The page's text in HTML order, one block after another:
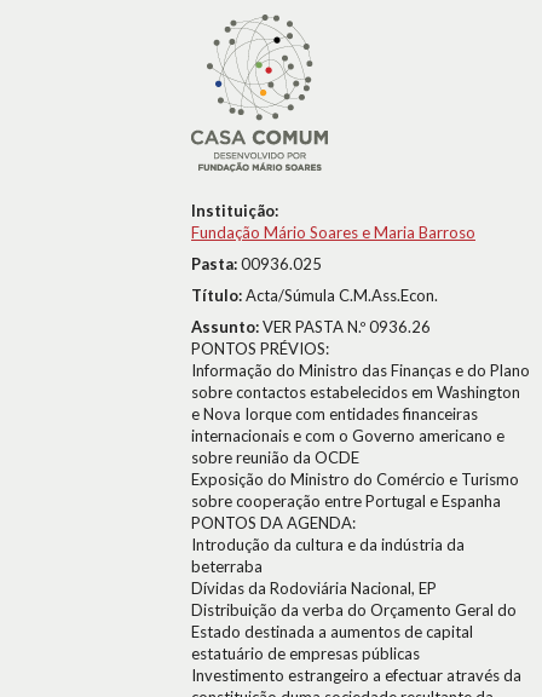
Instituição:
Fundação Mário Soares e Maria Barroso
Pasta:00936.025
Título:Acta/Súmula C.M.Ass.Econ.
Assunto:VER PASTA N.º 0936.26
PONTOS PRÉVIOS:
Informação do Ministro das Finanças e do Plano
sobre contactos estabelecidos em Washington
e Nova Iorque com entidades financeiras
internacionais e com o Governo americano e
sobre reunião da OCDE
Exposição do Ministro do Comércio e Turismo
sobre cooperação entre Portugal e Espanha
PONTOS DA AGENDA:
Introdução da cultura e da indústria da
beterraba
Dívidas da Rodoviária Nacional, EP
Distribuição da verba do Orçamento Geral do
Estado destinada a aumentos de capital
estatuário de empresas públicas
Investimento estrangeiro a efectuar através da